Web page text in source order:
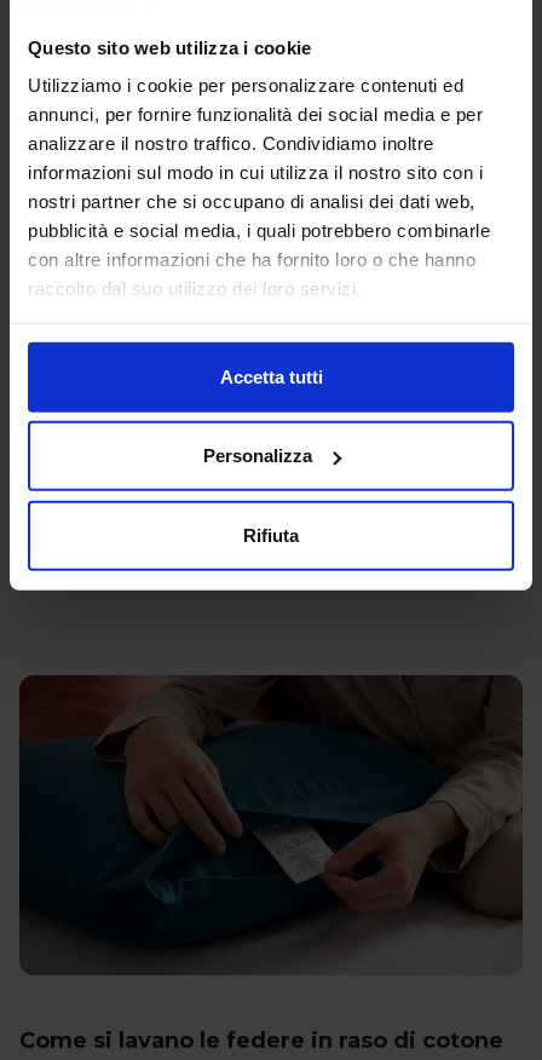
Questo sito web utilizza i cookie
Utilizziamo i cookie per personalizzare contenuti ed
annunci, per fornire funzionalità dei social media e per
analizzare il nostro traffico. Condividiamo inoltre
informazioni sul modo in cui utilizza il nostro sito con i
nostri partner che si occupano di analisi dei dati web,
pubblicità e social media, i quali potrebbero combinarle
con altre informazioni che ha fornito loro o che hanno
raccolto dal suo utilizzo dei loro servizi.
Accetta tutti
Personalizza
Rifiuta
e luminosità delicata nei chiari. Ecco come orientarsi nella
scelta.
Camera in stile classico italiano - Bianco, Tortora e Rosa
Antico sono i colori della tradizione italiana della biancheria
da letto di pregio.
Camera in stile moderno e contemporaneo- Grigio, Silver
e Blue Scuro sono i colori della camera contemporanea.
Camera in stile provenzale e cottage - Rosa Confetto,
Carta da Zucchero e Corallo portano nella camera da letto la
bosco, degli ambienti che cercano un contatto visivo con la
Camera in stile elegante e ricercato- Bordeaux, Ottanio,
300 fili acquistano una saturazione e una profondità che
Come si lavano le federe in raso di cotone